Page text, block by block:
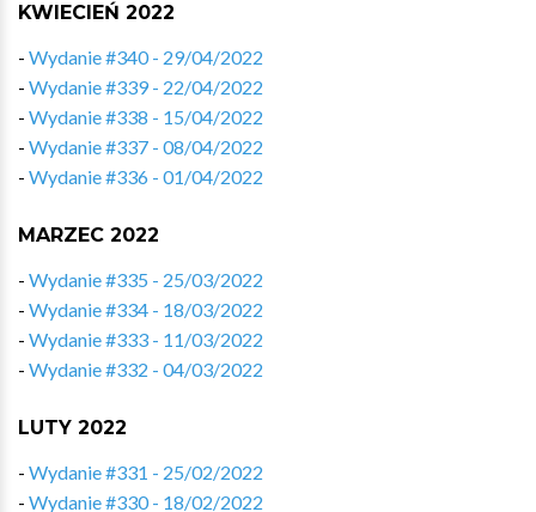
KWIECIEŃ 2022
- Wydanie #340 - 29/04/2022
- Wydanie #339 - 22/04/2022
- Wydanie #338 - 15/04/2022
- Wydanie #337 - 08/04/2022
- Wydanie #336 - 01/04/2022
MARZEC 2022
- Wydanie #335 - 25/03/2022
- Wydanie #334 - 18/03/2022
- Wydanie #333 - 11/03/2022
- Wydanie #332 - 04/03/2022
LUTY 2022
- Wydanie #331 - 25/02/2022
- Wydanie #330 - 18/02/2022